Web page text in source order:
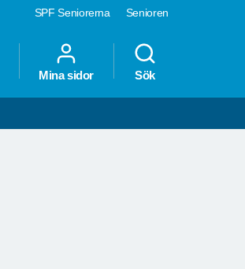
SPF Seniorerna Senioren
Mina sidor Sök